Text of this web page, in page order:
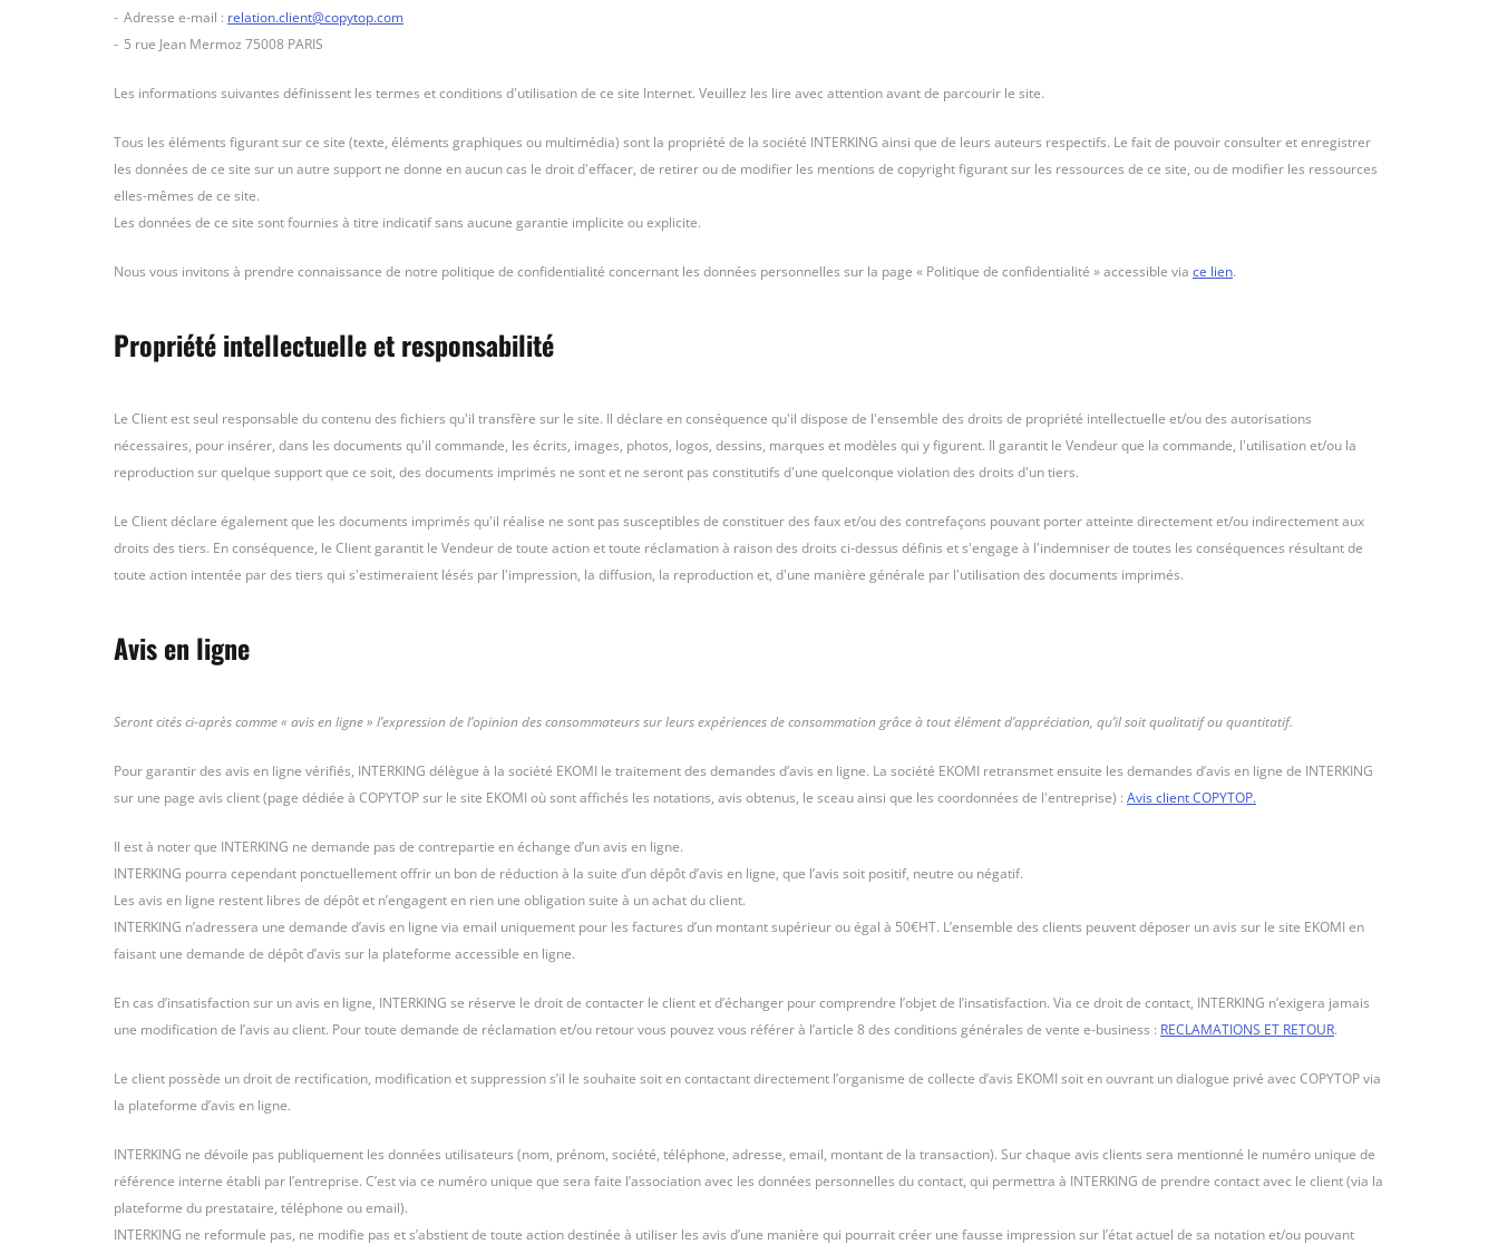
Adresse e-mail : relation.client@copytop.com
5 rue Jean Mermoz 75008 PARIS
Les informations suivantes définissent les termes et conditions d'utilisation de ce site Internet. Veuillez les lire avec attention avant de parcourir le site.
Tous les éléments figurant sur ce site (texte, éléments graphiques ou multimédia) sont la propriété de la société INTERKING ainsi que de leurs auteurs respectifs. Le fait de pouvoir consulter et enregistrer
les données de ce site sur un autre support ne donne en aucun cas le droit d'effacer, de retirer ou de modifier les mentions de copyright figurant sur les ressources de ce site, ou de modifier les ressources
elles-mêmes de ce site.
Les données de ce site sont fournies à titre indicatif sans aucune garantie implicite ou explicite.
Nous vous invitons à prendre connaissance de notre politique de confidentialité concernant les données personnelles sur la page « Politique de confidentialité » accessible via ce lien.
Propriété intellectuelle et responsabilité
Le Client est seul responsable du contenu des fichiers qu'il transfère sur le site. Il déclare en conséquence qu'il dispose de l'ensemble des droits de propriété intellectuelle et/ou des autorisations
nécessaires, pour insérer, dans les documents qu'il commande, les écrits, images, photos, logos, dessins, marques et modèles qui y figurent. Il garantit le Vendeur que la commande, l'utilisation et/ou la
reproduction sur quelque support que ce soit, des documents imprimés ne sont et ne seront pas constitutifs d'une quelconque violation des droits d'un tiers.
Le Client déclare également que les documents imprimés qu'il réalise ne sont pas susceptibles de constituer des faux et/ou des contrefaçons pouvant porter atteinte directement et/ou indirectement aux
droits des tiers. En conséquence, le Client garantit le Vendeur de toute action et toute réclamation à raison des droits ci-dessus définis et s'engage à l'indemniser de toutes les conséquences résultant de
toute action intentée par des tiers qui s'estimeraient lésés par l'impression, la diffusion, la reproduction et, d'une manière générale par l'utilisation des documents imprimés.
Avis en ligne
Seront cités ci-après comme « avis en ligne » l’expression de l’opinion des consommateurs sur leurs expériences de consommation grâce à tout élément d’appréciation, qu’il soit qualitatif ou quantitatif.
Pour garantir des avis en ligne vérifiés, INTERKING délègue à la société EKOMI le traitement des demandes d’avis en ligne. La société EKOMI retransmet ensuite les demandes d’avis en ligne de INTERKING
sur une page avis client (page dédiée à COPYTOP sur le site EKOMI où sont affichés les notations, avis obtenus, le sceau ainsi que les coordonnées de l'entreprise) : Avis client COPYTOP.
Il est à noter que INTERKING ne demande pas de contrepartie en échange d’un avis en ligne.
INTERKING pourra cependant ponctuellement offrir un bon de réduction à la suite d’un dépôt d’avis en ligne, que l’avis soit positif, neutre ou négatif.
Les avis en ligne restent libres de dépôt et n’engagent en rien une obligation suite à un achat du client.
INTERKING n’adressera une demande d’avis en ligne via email uniquement pour les factures d’un montant supérieur ou égal à 50€HT. L’ensemble des clients peuvent déposer un avis sur le site EKOMI en
faisant une demande de dépôt d’avis sur la plateforme accessible en ligne.
En cas d’insatisfaction sur un avis en ligne, INTERKING se réserve le droit de contacter le client et d’échanger pour comprendre l’objet de l’insatisfaction. Via ce droit de contact, INTERKING n’exigera jamais
une modification de l’avis au client. Pour toute demande de réclamation et/ou retour vous pouvez vous référer à l’article 8 des conditions générales de vente e-business : RECLAMATIONS ET RETOUR.
Le client possède un droit de rectification, modification et suppression s’il le souhaite soit en contactant directement l’organisme de collecte d’avis EKOMI soit en ouvrant un dialogue privé avec COPYTOP via
la plateforme d’avis en ligne.
INTERKING ne dévoile pas publiquement les données utilisateurs (nom, prénom, société, téléphone, adresse, email, montant de la transaction). Sur chaque avis clients sera mentionné le numéro unique de
référence interne établi par l’entreprise. C’est via ce numéro unique que sera faite l’association avec les données personnelles du contact, qui permettra à INTERKING de prendre contact avec le client (via la
plateforme du prestataire, téléphone ou email).
INTERKING ne reformule pas, ne modifie pas et s’abstient de toute action destinée à utiliser les avis d’une manière qui pourrait créer une fausse impression sur l’état actuel de sa notation et/ou pouvant